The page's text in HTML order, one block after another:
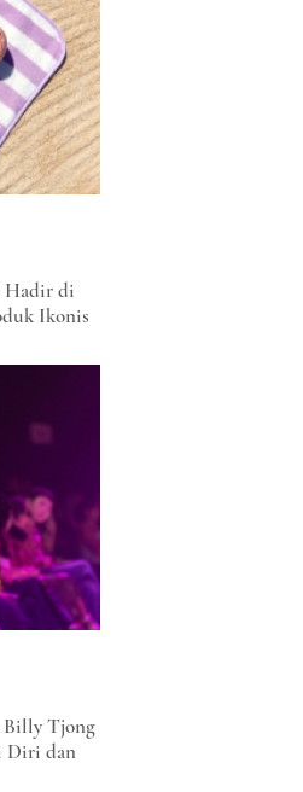
Hadir di
Ikonis
Billy Tjong
Diri dan